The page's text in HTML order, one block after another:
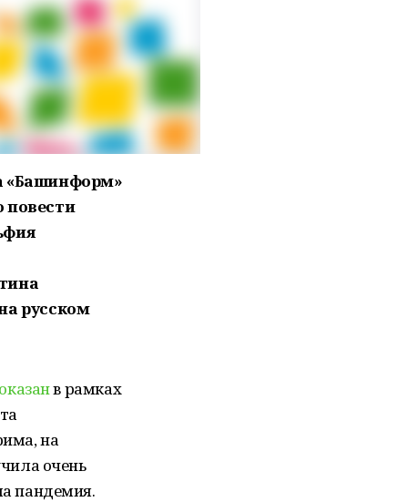
«Башинформ»
повести
русском
в рамках
на
очень
пандемия.